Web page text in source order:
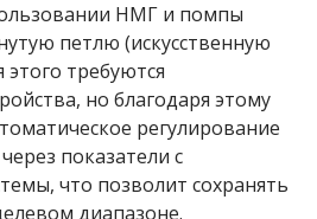
НМГ и помпы
петлю (искусственную
требуются
но благодаря этому
регулирование
показатели с
что позволит сохранять
диапазоне.